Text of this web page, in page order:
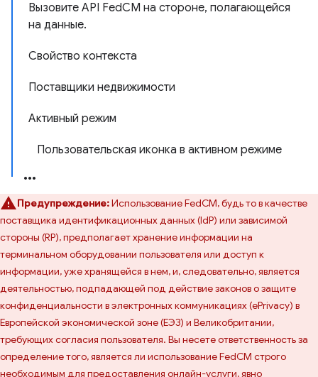
Вызовите API FedCM на стороне, полагающейся
на данные.
Свойство контекста
Поставщики недвижимости
Активный режим
Пользовательская иконка в активном режиме
Предупреждение:Использование FedCM, будь то в качестве
поставщика идентификационных данных (IdP) или зависимой
стороны (RP), предполагает хранение информации на
терминальном оборудовании пользователя или доступ к
информации, уже хранящейся в нем, и, следовательно, является
деятельностью, подпадающей под действие законов о защите
конфиденциальности в электронных коммуникациях (ePrivacy) в
Европейской экономической зоне (ЕЭЗ) и Великобритании,
требующих согласия пользователя. Вы несете ответственность за
определение того, является ли использование FedCM строго
необходимым для предоставления онлайн-услуги, явно